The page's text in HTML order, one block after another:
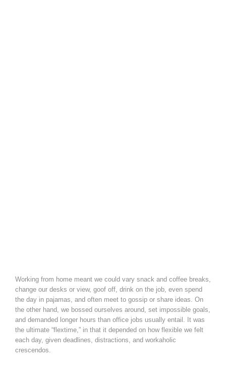
Working from home meant we could vary snack and coffee breaks,
change our desks or view, goof off, drink on the job, even spend
the day in pajamas, and often meet to gossip or share ideas. On
the other hand, we bossed ourselves around, set impossible goals,
and demanded longer hours than office jobs usually entail. It was
the ultimate “flextime,” in that it depended on how flexible we felt
each day, given deadlines, distractions, and workaholic
crescendos.